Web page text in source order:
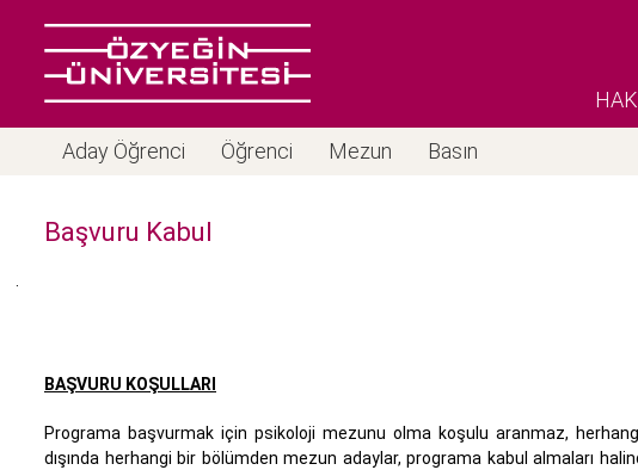
Aday Öğrenci Öğrenci Mezun Basın
Başvuru Kabul
·
BAŞVURU KOŞULLARI
Programa başvurmak için psikoloji mezunu olma koşulu aranmaz,
dışında herhangi bir bölümden mezun adaylar, programa kabul almaları